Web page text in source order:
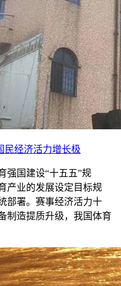
民经济活力增长极
强国建设“十五五”规
产业的发展设定目标规
部署。赛事经济活力十
制造提质升级，我国体育